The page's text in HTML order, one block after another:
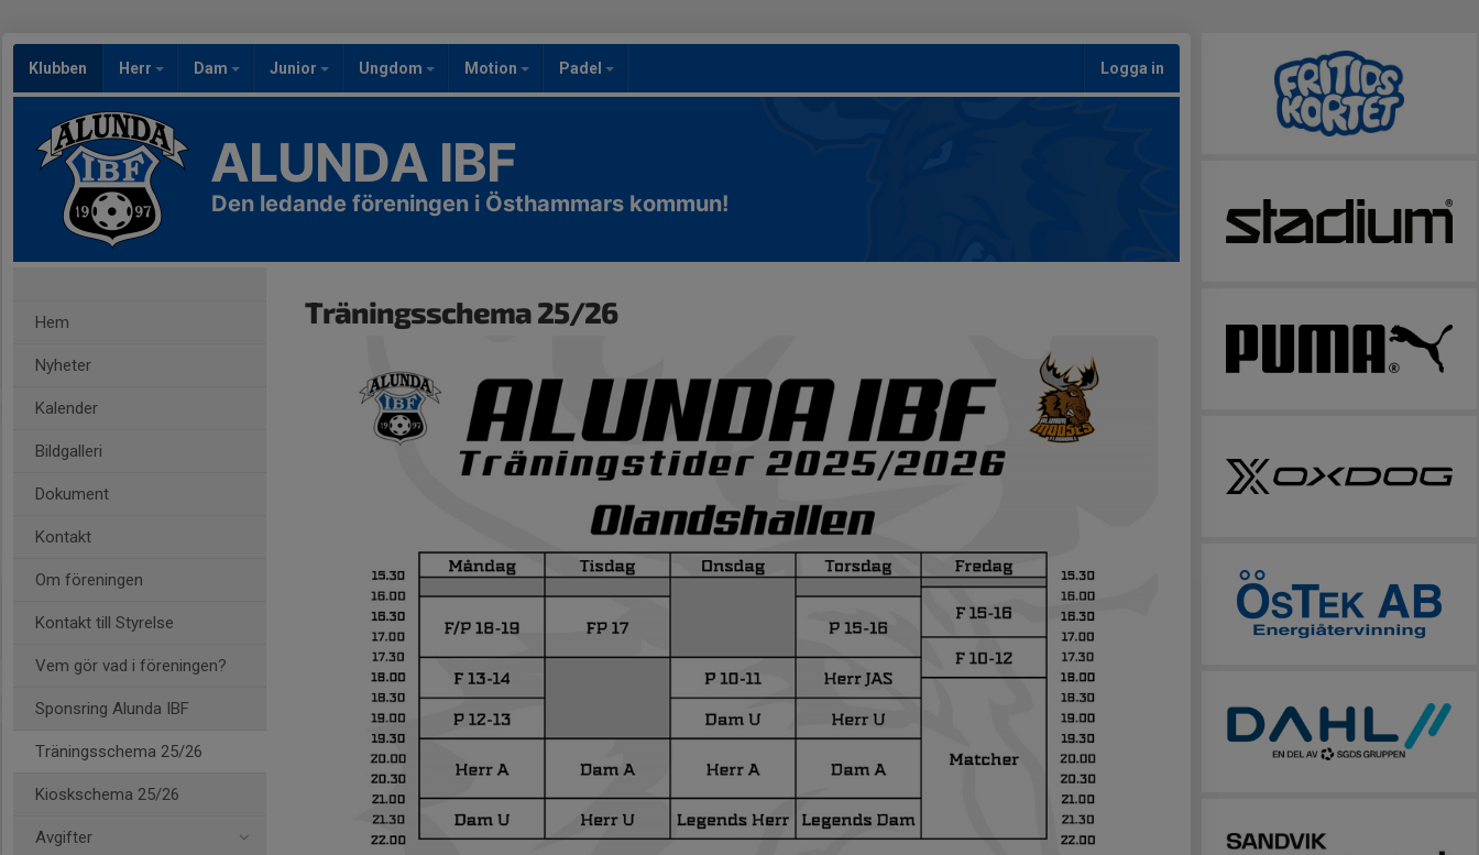
Klubben Herr Dam Junior Ungdom Motion Padel Logga in
ALUNDA IBF
Den ledande föreningen i Östhammars kommun!
Hem
Nyheter
Kalender
Bildgalleri
Dokument
Kontakt
Om föreningen
Kontakt till Styrelse
Vem gör vad i föreningen?
Sponsring Alunda IBF
Träningsschema 25/26
Kioskschema 25/26
Avgifter
Träningsschema 25/26